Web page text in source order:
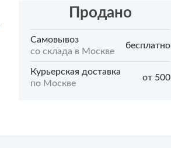
Продано
Самовывоз
со склада в Москве
бесплатно
Курьерская доставка
по Москве
от 500